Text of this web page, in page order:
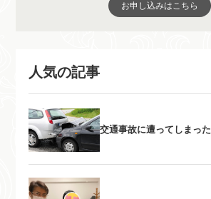
お申し込みはこちら
人気の記事
交通事故に遭ってしまった